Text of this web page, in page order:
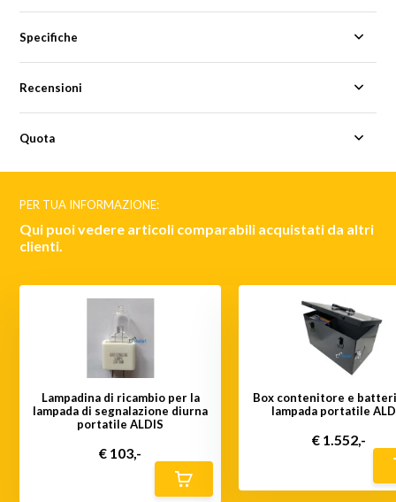
Specifiche
Recensioni
Quota
PER TUA INFORMAZIONE:
Qui puoi vedere articoli comparabili acquistati da altri
clienti.
Lampadina di ricambio per la
lampada di segnalazione diurna
portatile ALDIS
€ 103,-
Box contenitore e
lampada portatile
€ 1.552,-